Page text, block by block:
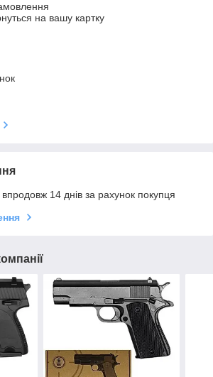
на вашу картку
14 днів за рахунок покупця